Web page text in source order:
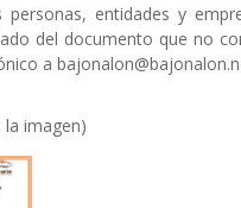
entidades y
del documento que no
a
la imagen)